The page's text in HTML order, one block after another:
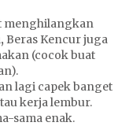
menghilangkan
Beras Kencur juga
(cocok buat
lagi capek banget
kerja lembur.
sama enak.